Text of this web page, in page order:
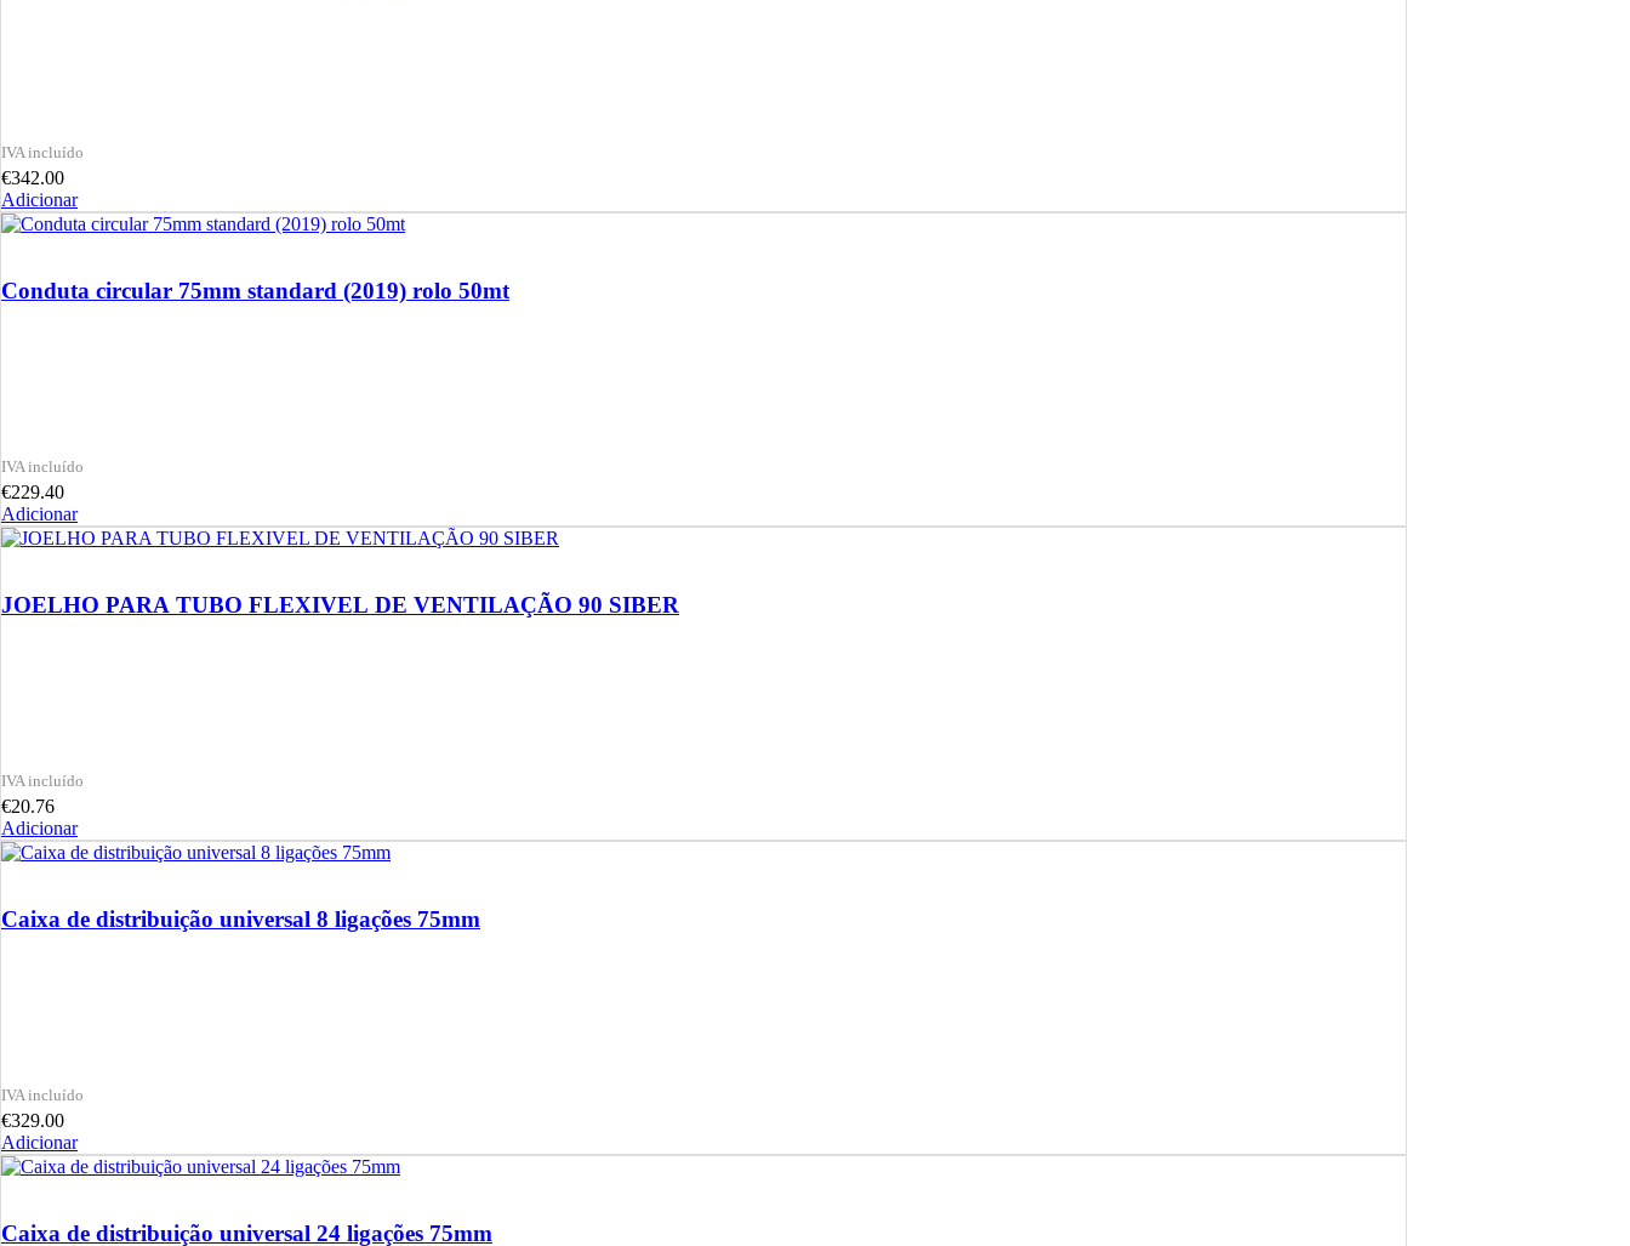
€342.00
Adicionar
Conduta circular 75mm standard (2019) rolo 50mt
€229.40
Adicionar
JOELHO PARA TUBO FLEXIVEL DE VENTILAÇÃO 90 SIBER
€20.76
Adicionar
Caixa de distribuição universal 8 ligações 75mm
€329.00
Adicionar
Caixa de distribuição universal 24 ligações 75mm